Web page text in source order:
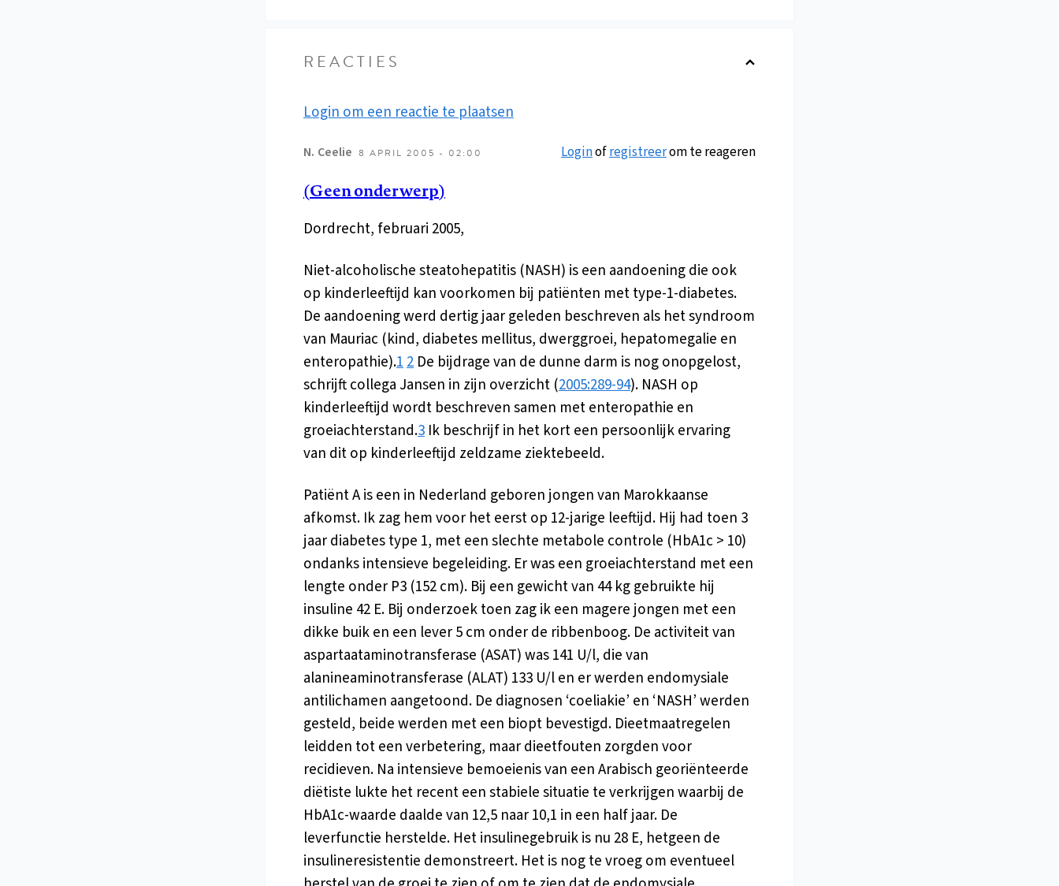
REACTIES
Login om een reactie te plaatsen
N. Ceelie 8 APRIL 2005 - 02:00 Loginofregistreerom te reageren
(Geen onderwerp)
Dordrecht, februari 2005,
Niet-alcoholische steatohepatitis (NASH) is een aandoening die ook
op kinderleeftijd kan voorkomen bij patiënten met type-1-diabetes.
De aandoening werd dertig jaar geleden beschreven als het syndroom
van Mauriac (kind, diabetes mellitus, dwerggroei, hepatomegalie en
enteropathie).12 De bijdrage van de dunne darm is nog onopgelost,
schrijft collega Jansen in zijn overzicht (2005:289-94). NASH op
kinderleeftijd wordt beschreven samen met enteropathie en
groeiachterstand.3 Ik beschrijf in het kort een persoonlijk ervaring
van dit op kinderleeftijd zeldzame ziektebeeld.
Patiënt A is een in Nederland geboren jongen van Marokkaanse
afkomst. Ik zag hem voor het eerst op 12-jarige leeftijd. Hij had toen 3
jaar diabetes type 1, met een slechte metabole controle (HbA1c > 10)
ondanks intensieve begeleiding. Er was een groeiachterstand met een
lengte onder P3 (152 cm). Bij een gewicht van 44 kg gebruikte hij
insuline 42 E. Bij onderzoek toen zag ik een magere jongen met een
dikke buik en een lever 5 cm onder de ribbenboog. De activiteit van
aspartaataminotransferase (ASAT) was 141 U/l, die van
alanineaminotransferase (ALAT) 133 U/l en er werden endomysiale
antilichamen aangetoond. De diagnosen ‘coeliakie’ en ‘NASH’ werden
gesteld, beide werden met een biopt bevestigd. Dieetmaatregelen
leidden tot een verbetering, maar dieetfouten zorgden voor
recidieven. Na intensieve bemoeienis van een Arabisch georiënteerde
diëtiste lukte het recent een stabiele situatie te verkrijgen waarbij de
HbA1c-waarde daalde van 12,5 naar 10,1 in een half jaar. De
leverfunctie herstelde. Het insulinegebruik is nu 28 E, hetgeen de
insulineresistentie demonstreert. Het is nog te vroeg om eventueel